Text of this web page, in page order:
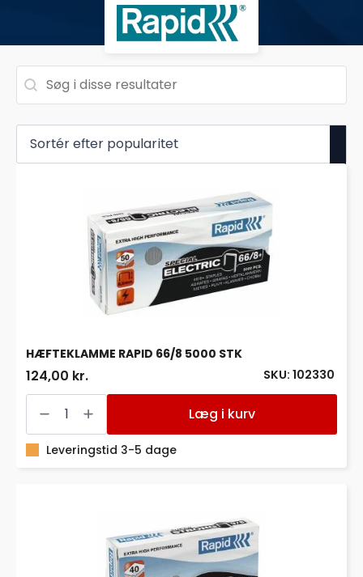
Søg
Search content
SKU: 102330
HÆFTEKLAMME RAPID 66/8 5000 STK
124,00 kr.
HÆFTEKLAMME
RAPID
5000
STK
Læg i kurv
Leveringstid 3-5 dage